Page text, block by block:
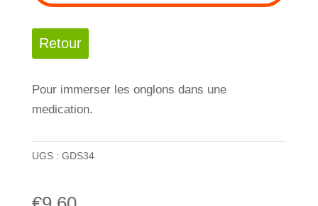
Pour immerser les onglons dans une
medication.
UGS : GDS34